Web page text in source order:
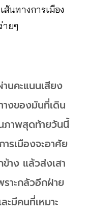
นทางการเมือง
ายๆ
นคะแนนเสียง
งของมันที่เดิน
ภาพสุดท้ายวันนี้
รเมืองจะอาศัย
าง แล้วส่งเสา
ราะกลัวอีกฝ่าย
มีคนที่เหมาะ